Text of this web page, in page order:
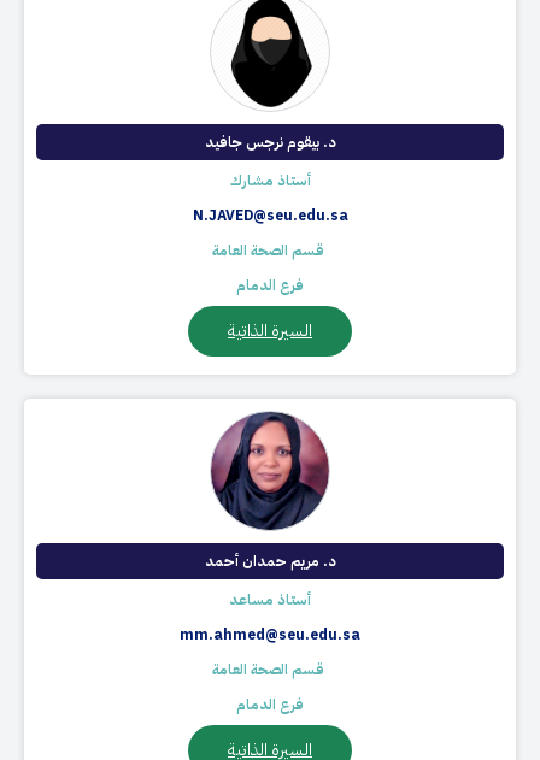
د. بيقوم نرجس جافيد
أستاذ مشارك
N.JAVED@seu.edu.sa
​ قسم الصحة العامة
فرع الدمام
السيرة الذاتية
د. مريم حمدان أحمد
أستاذ مساعد
mm.ahmed@seu.edu.sa
​ قسم الصحة العامة
فرع الدمام
السيرة الذاتية